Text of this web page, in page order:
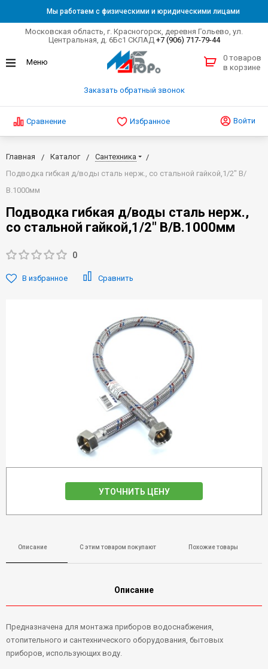
Мы работаем с физическими и юридическими лицами
Московская область, г. Красногорск, деревня Гольево, ул.
Центральная, д. 6Бс1 СКЛАД +7 (906) 717-79-44
Заказать обратный звонок
0 товаров
в корзине
Сравнение Избранное Войти
Главная Каталог
Сантехника
Подводка гибкая д/воды сталь нерж., со стальной гайкой,1/2" В/
В.1000мм
Подводка гибкая д/воды сталь нерж.,
со стальной гайкой,1/2" В/В.1000мм
0
В избранное Сравнить
УТОЧНИТЬ ЦЕНУ
Описание С этим товаром покупают Похожие товары
Описание
Предназначена для монтажа приборов водоснабжения,
отопительного и сантехнического оборудования, бытовых
приборов, использующих воду.